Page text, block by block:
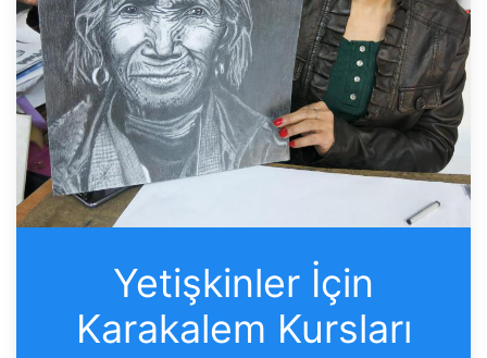
Yetişkinler İçin
Karakalem Kursları